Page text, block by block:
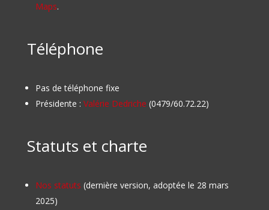
Maps.
Téléphone
Pas de téléphone fixe
Présidente : Valérie Dedriche (0479/60.72.22)
Statuts et charte
Nos statuts (dernière version, adoptée le 28 mars
2025)